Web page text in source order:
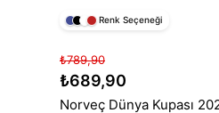
Renk Seçeneği
₺789,90
₺689,90
Norveç Dünya Kupası